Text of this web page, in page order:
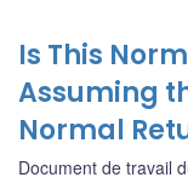
Is This
Assuming
Normal
Document de travail